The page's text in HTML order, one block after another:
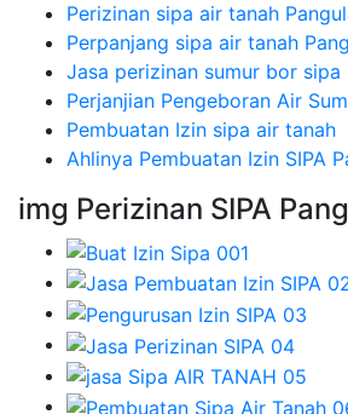
Perizinan sipa air tanah
Perpanjang sipa air tanah
Jasa perizinan sumur bor sipa
Perjanjian Pengeboran Air
Pembuatan Izin sipa air tanah
Ahlinya Pembuatan Izin SIPA
img Perizinan SIPA